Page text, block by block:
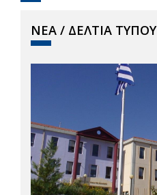
ΝΕΑ / ΔΕΛΤΙΑ ΤΥΠΟΥ